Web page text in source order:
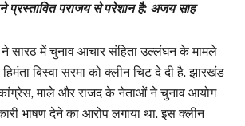
प्रस्तावित पराजय से परेशान है: अजय साह
सारठ में चुनाव आचार संहिता उल्लंघन के मामले
बिस्वा सरमा को क्लीन चिट दे दी है. झारखंड
कांग्रेस, माले और राजद के नेताओं ने चुनाव आयोग
भाषण देने का आरोप लगाया था. इस क्लीन